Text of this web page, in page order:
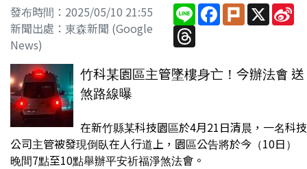
發布時間：2025/05/10 21:55
新聞出處：東森新聞 (Google
News)
Line Facebook
PlurkX
Threads
竹科某園區主管墜樓身亡！今辦法會 送
煞路線曝
在新竹縣某科技園區於4月21日清晨，一名科技
公司主管被發現倒臥在人行道上，園區公告將於今（10日）
晚間7點至10點舉辦平安祈福淨煞法會。